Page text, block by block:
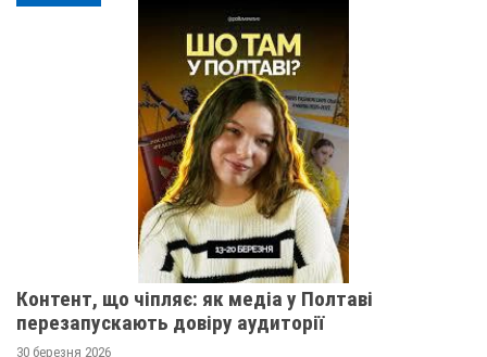
Контент, що чіпляє: як медіа у Полтаві
перезапускають довіру аудиторії
30 березня 2026